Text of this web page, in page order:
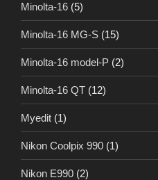
Minolta-16 (5)
Minolta-16 MG-S (15)
Minolta-16 model-P (2)
Minolta-16 QT (12)
Myedit (1)
Nikon Coolpix 990 (1)
Nikon E990 (2)